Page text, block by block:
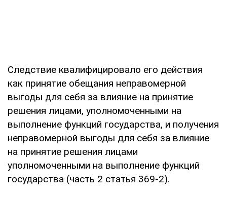
Следствие квалифицировало его действия
как принятие обещания неправомерной
выгоды для себя за влияние на принятие
решения лицами, уполномоченными на
выполнение функций государства, и получения
неправомерной выгоды для себя за влияние
на принятие решения лицами
уполномоченными на выполнение функций
государства (часть 2 статья 369-2).